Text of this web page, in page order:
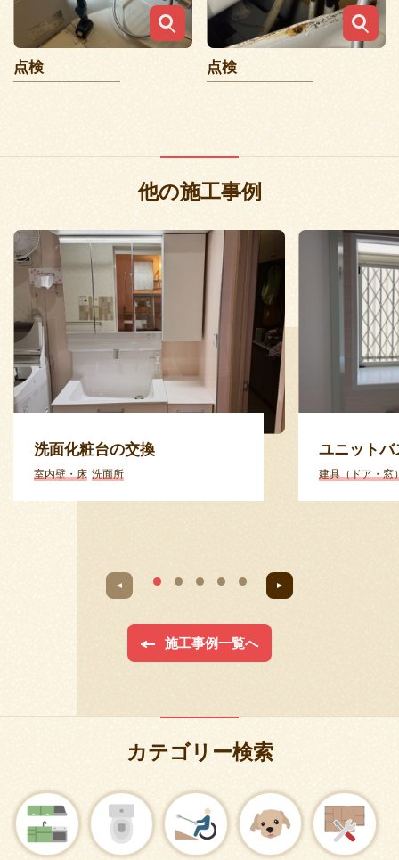
点検 点検
他の施工事例
洗面化粧台の交換
室内壁・床 洗面所
ユニット
建具（ドア・窓
施工事例一覧へ
カテゴリー検索